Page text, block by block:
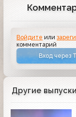
Войдите или
комментарий
Вход через
Другие